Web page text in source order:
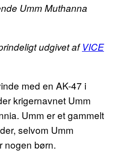
Umm Muthanna
udgivet afVICE
med en AK-47 i
krigernavnet Umm
Umm er et gammelt
selvom Umm
nogen børn.